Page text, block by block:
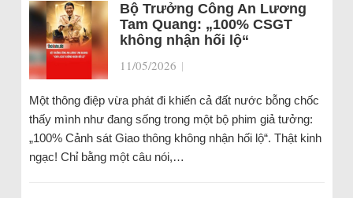
Bộ Trưởng Công An Lương
Tam Quang: „100% CSGT
không nhận hối lộ“
11/05/2026 |
Một thông điệp vừa phát đi khiến cả đất nước bỗng chốc
thấy mình như đang sống trong một bộ phim giả tưởng:
„100% Cảnh sát Giao thông không nhận hối lộ“. Thật kinh
ngạc! Chỉ bằng một câu nói,…